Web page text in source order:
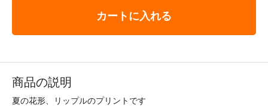
カートに入れる
商品の説明
夏の花形、リップルのプリントです